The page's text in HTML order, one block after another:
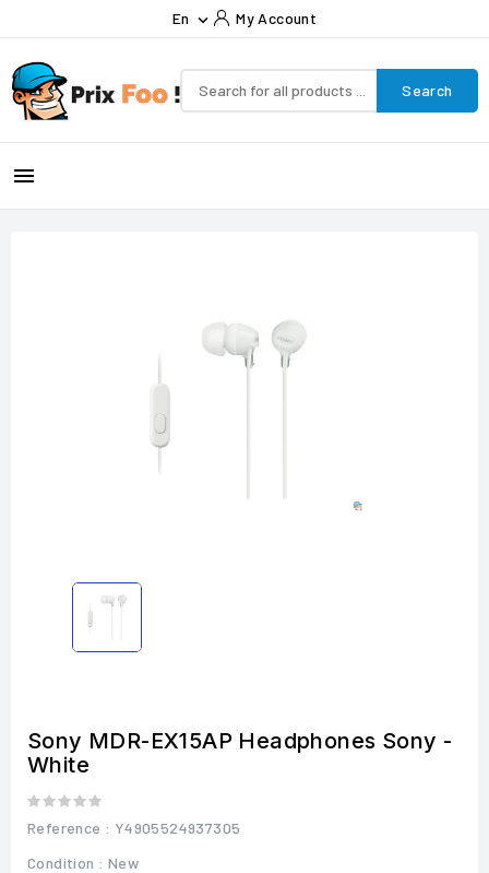
En  My Account
Search

Sony MDR-EX15AP Headphones Sony -
White
Reference : Y4905524937305
Condition : New